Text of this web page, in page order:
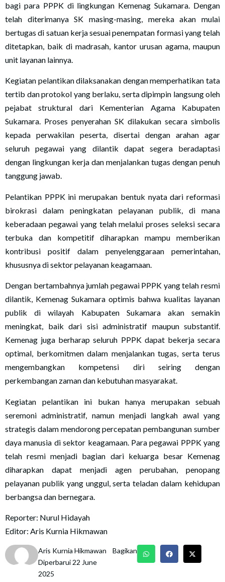
bagi para PPPK di lingkungan Kemenag Sukamara. Dengan
telah diterimanya SK masing-masing, mereka akan mulai
bertugas di satuan kerja sesuai penempatan formasi yang telah
ditetapkan, baik di madrasah, kantor urusan agama, maupun
unit layanan lainnya.
Kegiatan pelantikan dilaksanakan dengan memperhatikan tata
tertib dan protokol yang berlaku, serta dipimpin langsung oleh
pejabat struktural dari Kementerian Agama Kabupaten
Sukamara. Proses penyerahan SK dilakukan secara simbolis
kepada perwakilan peserta, disertai dengan arahan agar
seluruh pegawai yang dilantik dapat segera beradaptasi
dengan lingkungan kerja dan menjalankan tugas dengan penuh
tanggung jawab.
Pelantikan PPPK ini merupakan bentuk nyata dari reformasi
birokrasi dalam peningkatan pelayanan publik, di mana
keberadaan pegawai yang telah melalui proses seleksi secara
terbuka dan kompetitif diharapkan mampu memberikan
kontribusi positif dalam penyelenggaraan pemerintahan,
khususnya di sektor pelayanan keagamaan.
Dengan bertambahnya jumlah pegawai PPPK yang telah resmi
dilantik, Kemenag Sukamara optimis bahwa kualitas layanan
publik di wilayah Kabupaten Sukamara akan semakin
meningkat, baik dari sisi administratif maupun substantif.
Kemenag juga berharap seluruh PPPK dapat bekerja secara
optimal, berkomitmen dalam menjalankan tugas, serta terus
mengembangkan kompetensi diri seiring dengan
perkembangan zaman dan kebutuhan masyarakat.
Kegiatan pelantikan ini bukan hanya merupakan sebuah
seremoni administratif, namun menjadi langkah awal yang
strategis dalam mendorong percepatan pembangunan sumber
daya manusia di sektor keagamaan. Para pegawai PPPK yang
telah resmi menjadi bagian dari keluarga besar Kemenag
diharapkan dapat menjadi agen perubahan, penopang
pelayanan publik yang unggul, serta teladan dalam kehidupan
berbangsa dan bernegara.
Reporter: Nurul Hidayah
Editor: Aris Kurnia Hikmawan
Aris Kurnia Hikmawan
Diperbarui 22 June
2025
Bagikan